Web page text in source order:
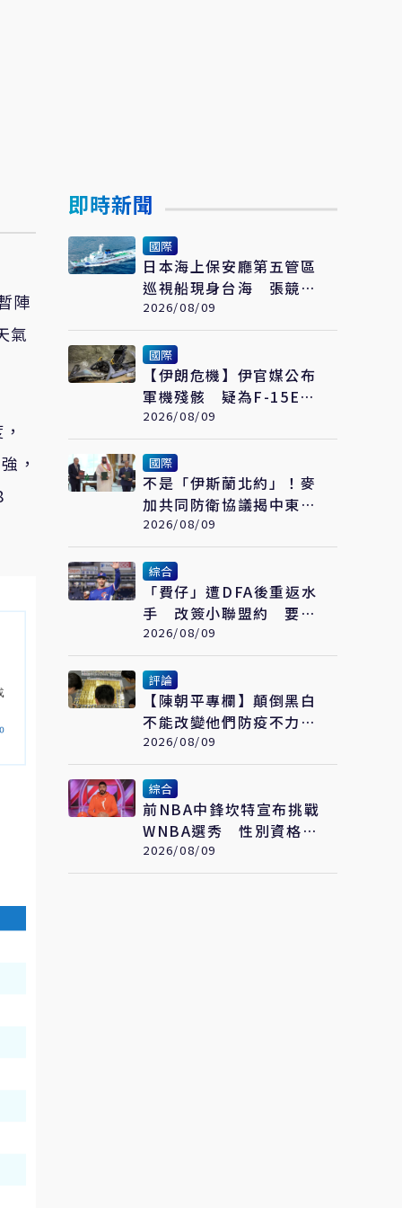
陣
氣
，
即時新聞
國際
日本海上保安廳第五管區
巡視船現身台海 張競示
警：避颱風也要關注航行
動向
2026/08/09
國際
【伊朗危機】伊官媒公布
軍機殘骸 疑為F-15E
美尚未證實遭擊落
2026/08/09
國際
不是「伊斯蘭北約」！麥
加共同防衛協議揭中東新
變化 台灣該看懂「多層
次安全」
2026/08/09
綜合
「費仔」遭DFA後重返水
手 改簽小聯盟約 要從
3A拚回大聯盟
2026/08/09
評論
【陳朝平專欄】顛倒黑白
不能改變他們防疫不力的
黑歷史！
2026/08/09
綜合
前NBA中鋒坎特宣布挑戰
WNBA選秀 性別資格引
爆爭議
2026/08/09